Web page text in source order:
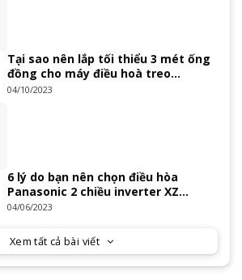
Tại sao nên lắp tối thiểu 3 mét ống
đồng cho máy điều hoà treo
tường?
04/10/2023
6 lý do bạn nên chọn điều hòa
Panasonic 2 chiều inverter XZ
Series 2023
04/06/2023
Xem tất cả bài viết